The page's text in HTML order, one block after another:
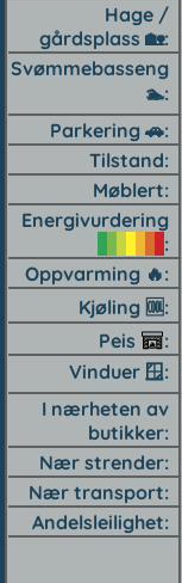
Hage /
gårdsplass 🏡︎
Svømmebasseng
🏊︎
Parkering 🚗︎
Tilstand
Møblert
Energivurdering
Oppvarming 🔥︎
Kjøling 🆒︎
Peis
Vinduer 🪟︎
I nærheten av
butikker
Nær strender
Nær transport
Andelsleilighet